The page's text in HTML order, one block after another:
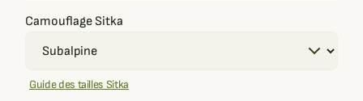
Camouflage Sitka
Guide des tailles Sitka